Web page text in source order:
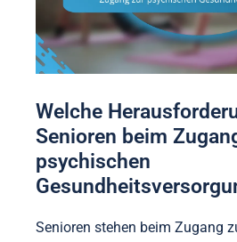
Welche
Senioren beim
psychischen
Senioren stehen beim Zugang